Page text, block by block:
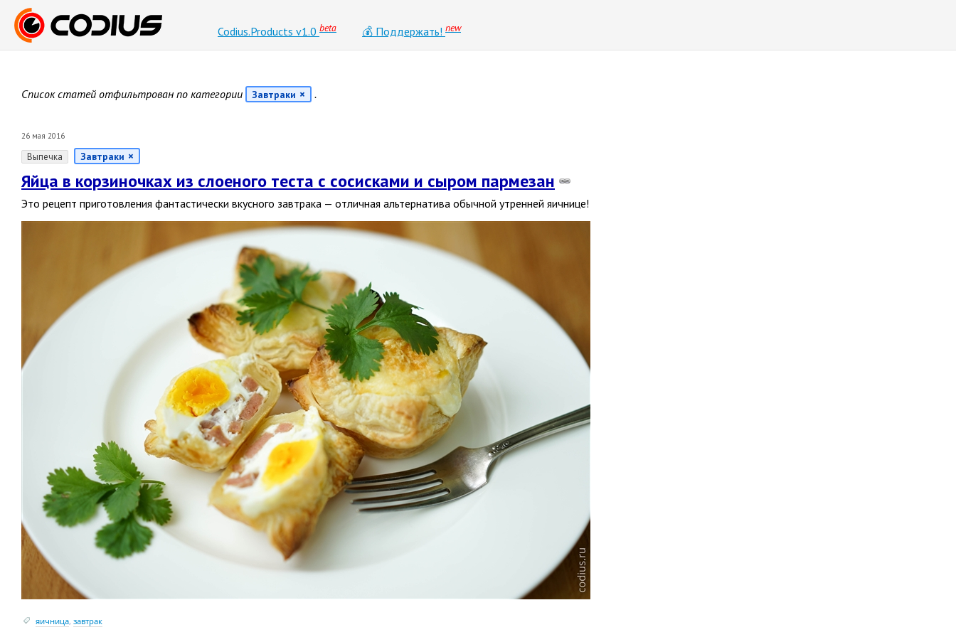
Codius.Products v1.0 beta 💰 Поддержать! new
Список статей отфильтрован по категории Завтраки .
26 мая 2016
Выпечка Завтраки
Яйца в корзиночках из слоеного теста с сосисками и сыром пармезан
Это рецепт приготовления фантастически вкусного завтрака — отличная альтернатива обычной утренней яичнице!
яичница, завтрак